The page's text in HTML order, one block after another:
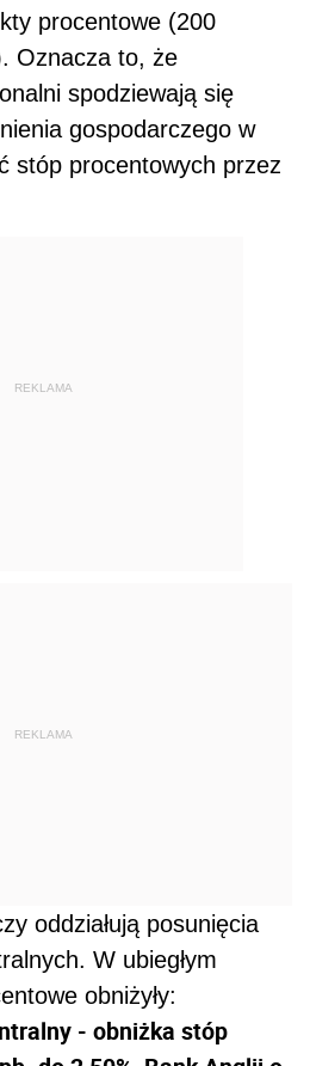
procentowe (200
Oznacza to, że
spodziewają się
gospodarczego w
stóp procentowych przez
REKLAMA
REKLAMA
oddziałują posunięcia
W ubiegłym
obniżyły:
- obniżka stóp